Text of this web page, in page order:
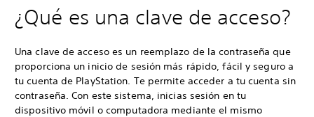
¿Qué es una clave de acceso?
Una clave de acceso es un reemplazo de la contraseña que
proporciona un inicio de sesión más rápido, fácil y seguro a
tu cuenta de PlayStation. Te permite acceder a tu cuenta sin
contraseña. Con este sistema, inicias sesión en tu
dispositivo móvil o computadora mediante el mismo